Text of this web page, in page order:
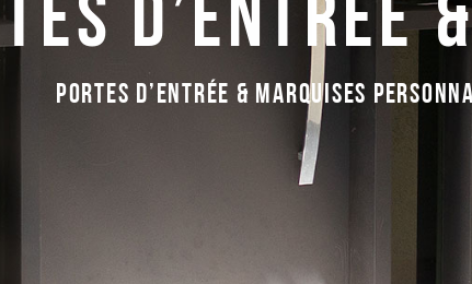
d’entrée
Portes d’entrée & marquises